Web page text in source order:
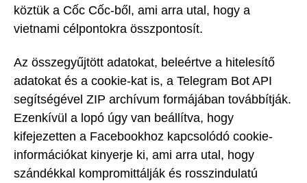
köztük a Cốc Cốc-ből, ami arra utal, hogy a
vietnami célpontokra összpontosít.
Az összegyűjtött adatokat, beleértve a hitelesítő
adatokat és a cookie-kat is, a Telegram Bot API
segítségével ZIP archívum formájában továbbítják.
Ezenkívül a lopó úgy van beállítva, hogy
kifejezetten a Facebookhoz kapcsolódó cookie-
információkat kinyerje ki, ami arra utal, hogy
szándékkal kompromittálják és rosszindulatú